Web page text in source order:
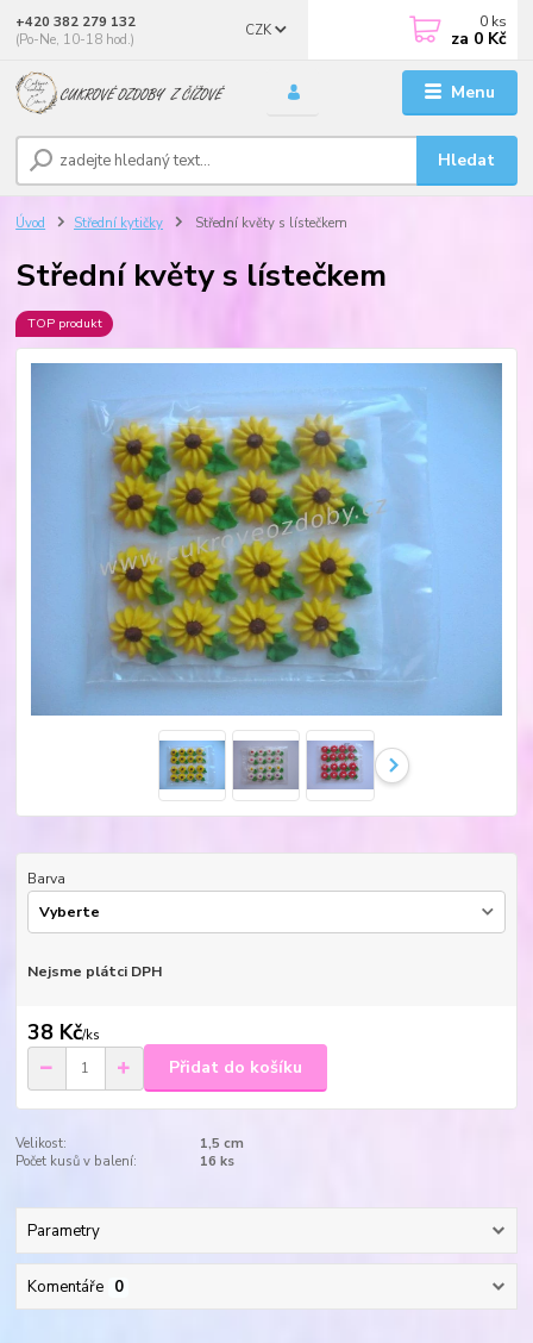
Menu
CZK
Hledat
+420 382 279 132
(Po-Ne, 10-18 hod.)
0 ks
za 0 Kč
Úvod Střední kytičky Střední květy s lístečkem
Střední květy s lístečkem
TOP produkt
Barva
Nejsme plátci DPH
38 Kč/ks
Přidat do košíku
Velikost:
1,5 cm
Počet kusů v balení:
16 ks
Parametry
Komentáře 0